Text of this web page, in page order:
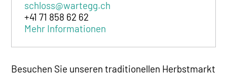
schloss@wartegg.ch
+41 71 858 62 62
Mehr Informationen
Besuchen Sie unseren traditionellen Herbstmarkt